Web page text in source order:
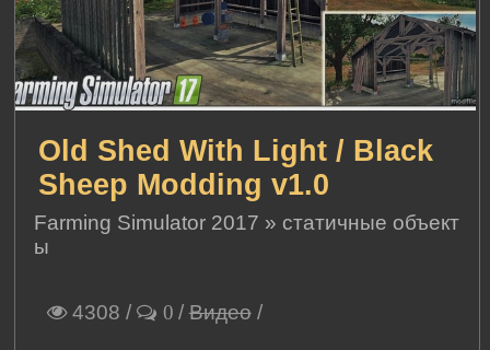
Old Shed With Light / Black
Sheep Modding v1.0
Farming Simulator 2017 » статичные объект
ы
4308 / 0 /Видео/